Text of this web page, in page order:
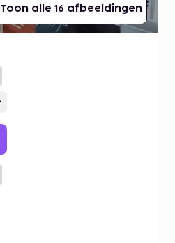
Toon alle 16 afbeeldingen